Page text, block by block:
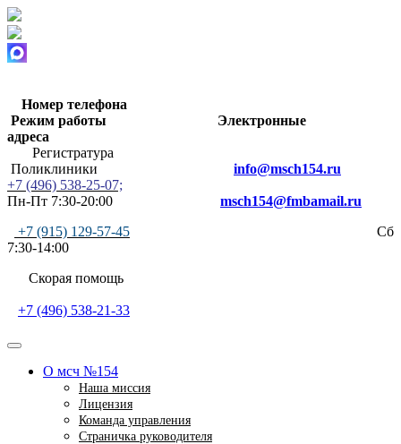
Номер телефона
Режим работы
Электронные
адреса
Регистратура
Поликлиники
info@msch154.ru
+7 (496) 538-25-07;
Пн-Пт 7:30-20:00 msch154@fmbamail.ru
+7 (915) 129-57-45
Сб
7:30-14:00
Скорая помощь
+7 (496) 538-21-33
О мсч №154
Наша миссия
Лицензия
Команда управления
Страничка руководителя